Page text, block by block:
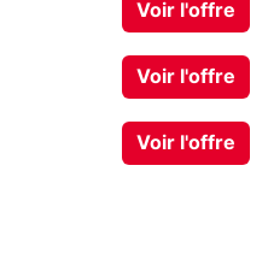
Voir l'offre
Voir l'offre
Voir l'offre